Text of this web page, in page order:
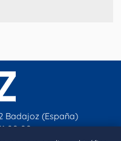
Badajoz (España)
00 00